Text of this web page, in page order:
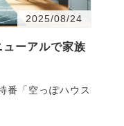
2025/08/24
ーアルで家族